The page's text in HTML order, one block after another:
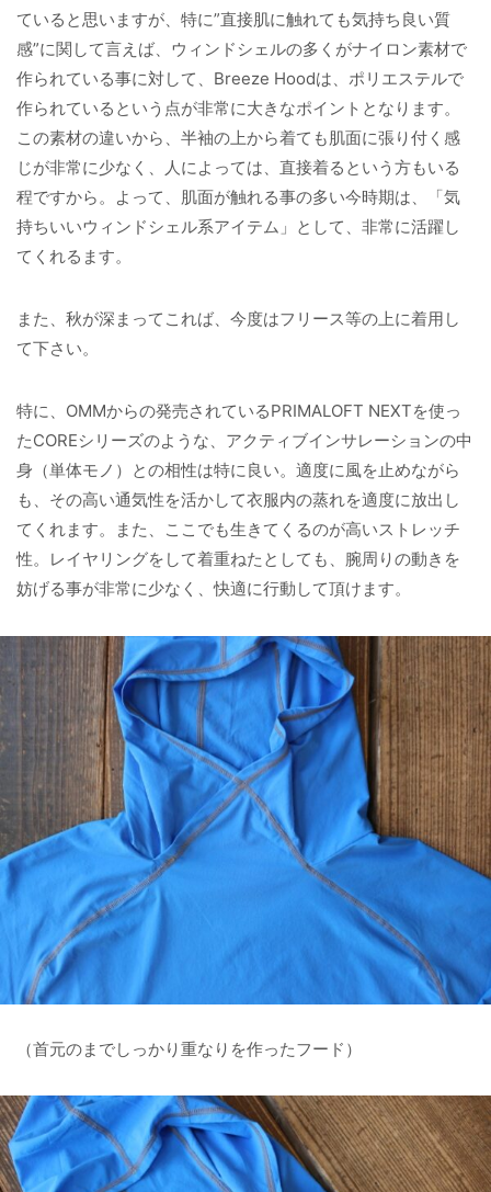
ていると思いますが、特に”直接肌に触れても気持ち良い質
感”に関して言えば、ウィンドシェルの多くがナイロン素材で
作られている事に対して、Breeze Hoodは、ポリエステルで
作られているという点が非常に大きなポイントとなります。
この素材の違いから、半袖の上から着ても肌面に張り付く感
じが非常に少なく、人によっては、直接着るという方もいる
程ですから。よって、肌面が触れる事の多い今時期は、「気
持ちいいウィンドシェル系アイテム」として、非常に活躍し
てくれるます。
また、秋が深まってこれば、今度はフリース等の上に着用し
て下さい。
特に、OMMからの発売されているPRIMALOFT NEXTを使っ
たCOREシリーズのような、アクティブインサレーションの中
身（単体モノ）との相性は特に良い。適度に風を止めながら
も、その高い通気性を活かして衣服内の蒸れを適度に放出し
てくれます。また、ここでも生きてくるのが高いストレッチ
性。レイヤリングをして着重ねたとしても、腕周りの動きを
妨げる事が非常に少なく、快適に行動して頂けます。
（首元のまでしっかり重なりを作ったフード）